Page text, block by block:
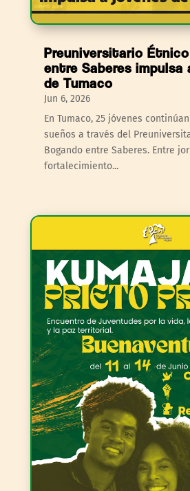
Preuniversitario
entre Saberes impulsa
de Tumaco
Jun 6, 2026
En Tumaco, 25 jóvenes
sueños a través del
Bogando entre Saberes. Entre
fortalecimiento...